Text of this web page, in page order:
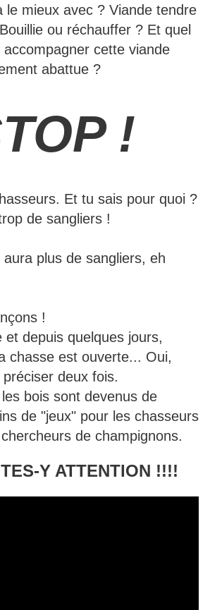
le mieux avec ? Viande tendre
ou réchauffer ? Et quel
cette viande
abattue ?
!
Et tu sais pour quoi ?
de sangliers !
plus de sangliers, eh
!
et depuis quelques jours,
chasse est ouverte... Oui,
deux fois.
bois sont devenus de
de "jeux" pour les chasseurs
de champignons.
Y ATTENTION !!!!